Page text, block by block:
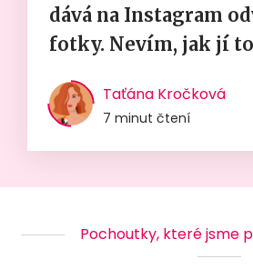
dává na Instagram
fotky. Nevím, jak jí
Taťána Kročková
7 minut čtení
Pochoutky, které jsme